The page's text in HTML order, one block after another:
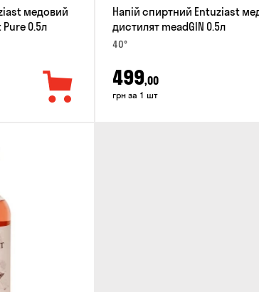
медовий
0.5л
Напій спиртний Entuziast
дистилят meadGIN 0.5л
40°
499,00
грн за 1 шт